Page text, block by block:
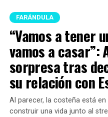
“¿Te digo
no pensaba en
Finalmente, este
chicos se volvió tendencia
opiniones al respecto.
“Westcol hablando de
A eso súmenle,
grabamos
Dormía muy
era muy duro,
que el reality
romantizado,
Que la gente
FARÁNDULA
“Vamos a tener
vamos a casar”:
sorpresa tras
su relación con
Al parecer, la costeña está
construir una vida junto al